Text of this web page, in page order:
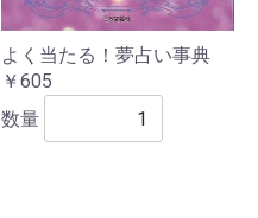
よく当たる！夢占い事典
￥605
数量